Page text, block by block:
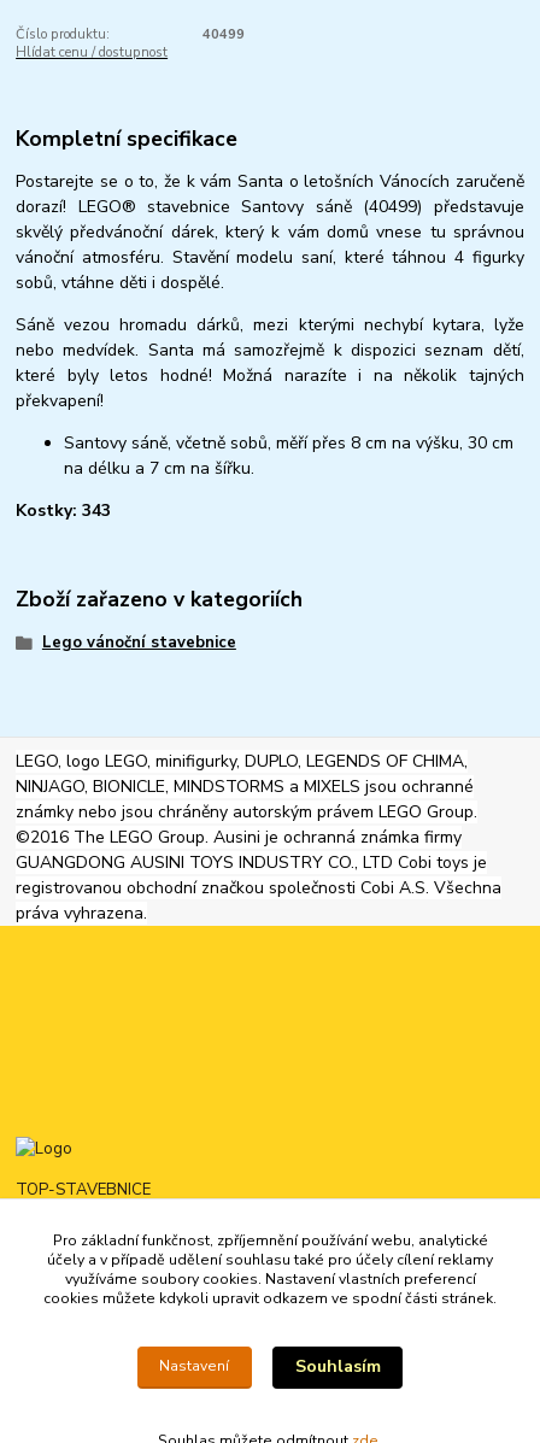
Číslo produktu:
40499
Hlídat cenu / dostupnost
Kompletní specifikace
Postarejte se o to, že k vám Santa o letošních Vánocích zaručeně
dorazí! LEGO® stavebnice Santovy sáně (40499) představuje
skvělý předvánoční dárek, který k vám domů vnese tu správnou
vánoční atmosféru. Stavění modelu saní, které táhnou 4 figurky
sobů, vtáhne děti i dospělé.
Sáně vezou hromadu dárků, mezi kterými nechybí kytara, lyže
nebo medvídek. Santa má samozřejmě k dispozici seznam dětí,
které byly letos hodné! Možná narazíte i na několik tajných
překvapení!
Santovy sáně, včetně sobů, měří přes 8 cm na výšku, 30 cm
na délku a 7 cm na šířku.
Kostky: 343
Zboží zařazeno v kategoriích
Lego vánoční stavebnice
LEGO, logo LEGO, minifigurky, DUPLO, LEGENDS OF CHIMA,
NINJAGO, BIONICLE, MINDSTORMS a MIXELS jsou ochranné
známky nebo jsou chráněny autorským právem LEGO Group.
©2016 The LEGO Group. Ausini je ochranná známka firmy
GUANGDONG AUSINI TOYS INDUSTRY CO., LTD Cobi toys je
registrovanou obchodní značkou společnosti Cobi A.S. Všechna
práva vyhrazena.
TOP-STAVEBNICE
725444321
16:00 - 22:00
Pro základní funkčnost, zpříjemnění používání webu, analytické
účely a v případě udělení souhlasu také pro účely cílení reklamy
využíváme soubory cookies. Nastavení vlastních preferencí
cookies můžete kdykoli upravit odkazem ve spodní části stránek.
Nastavení Souhlasím